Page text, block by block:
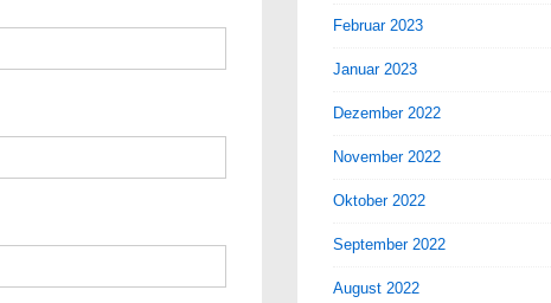
Februar 2023
Januar 2023
Dezember 2022
November 2022
Oktober 2022
September 2022
August 2022